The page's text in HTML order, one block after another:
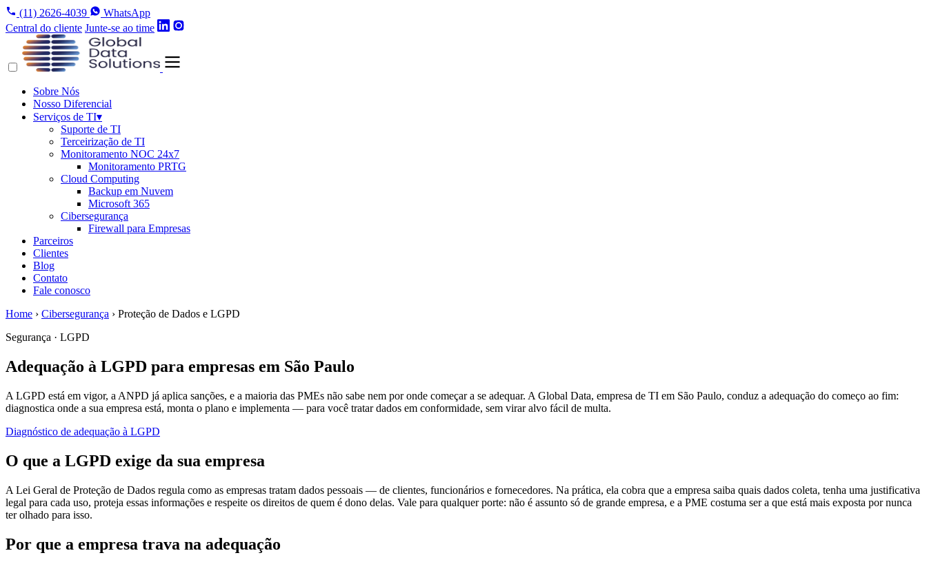
(11) 2626-4039
WhatsApp
Central do cliente Junte-se ao time
Sobre Nós
Nosso Diferencial
Serviços de TI▾
Suporte de TI
Terceirização de TI
Monitoramento NOC 24x7
Monitoramento PRTG
Cloud Computing
Backup em Nuvem
Microsoft 365
Cibersegurança
Firewall para Empresas
Parceiros
Clientes
Blog
Contato
Fale conosco
Home › Cibersegurança › Proteção de Dados e LGPD
Segurança · LGPD
Adequação à LGPD para empresas em São Paulo
A LGPD está em vigor, a ANPD já aplica sanções, e a maioria das PMEs não sabe nem por onde começar a se adequar. A Global Data, empresa de TI em São Paulo, conduz a adequação do começo ao fim:
diagnostica onde a sua empresa está, monta o plano e implementa — para você tratar dados em conformidade, sem virar alvo fácil de multa.
Diagnóstico de adequação à LGPD
O que a LGPD exige da sua empresa
A Lei Geral de Proteção de Dados regula como as empresas tratam dados pessoais — de clientes, funcionários e fornecedores. Na prática, ela cobra que a empresa saiba quais dados coleta, tenha uma justificativa
legal para cada uso, proteja essas informações e respeite os direitos de quem é dono delas. Vale para qualquer porte: não é assunto só de grande empresa, e a PME costuma ser a que está mais exposta por nunca
ter olhado para isso.
Por que a empresa trava na adequação